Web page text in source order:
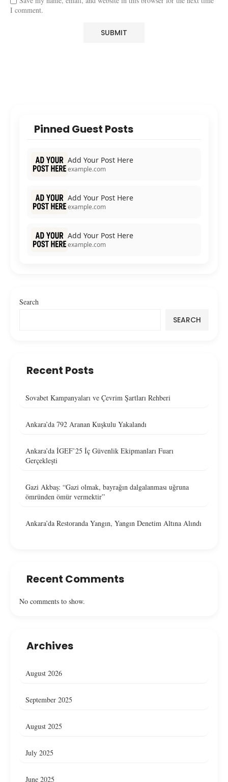
I comment.
Pinned Guest Posts
Add Your Post Here
example.com
Add Your Post Here
example.com
Add Your Post Here
example.com
Search
SEARCH
Recent Posts
Sovabet Kampanyaları ve Çevrim Şartları Rehberi
Ankara’da 792 Aranan Kuşkulu Yakalandı
Ankara’da İGEF’25 İç Güvenlik Ekipmanları Fuarı
Gerçekleşti
Gazi Akbaş: “Gazi olmak, bayrağın dalgalanması uğruna
ömründen ömür vermektir”
Ankara’da Restoranda Yangın, Yangın Denetim Altına Alındı
Recent Comments
No comments to show.
Archives
August 2026
September 2025
August 2025
July 2025
June 2025